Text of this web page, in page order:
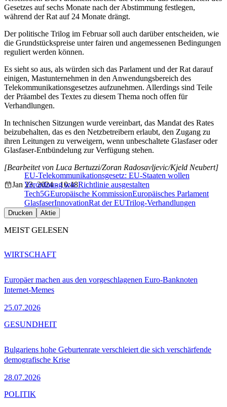
Gesetzes auf sechs Monate nach der Abstimmung festlegen,
während der Rat auf 24 Monate drängt.
Der politische Trilog im Februar soll auch darüber entscheiden, wie
die Grundstückspreise unter fairen und angemessenen Bedingungen
reguliert werden können.
Es sieht so aus, als würden sich das Parlament und der Rat darauf
einigen, Mastunternehmen in den Anwendungsbereich des
Telekommunikationsgesetzes aufzunehmen. Allerdings sind Teile
der Präambel des Textes zu diesem Thema noch offen für
Verhandlungen.
In technischen Sitzungen wurde vereinbart, das Mandat des Rates
beizubehalten, das es den Netzbetreibern erlaubt, den Zugang zu
ihren Leitungen zu verweigern, wenn unbeschaltete Glasfaser oder
Glasfaser-Entbündelung zur Verfügung stehen.
EU-Telekommunikationsgesetz: EU-Staaten wollen
Verordnung wie Richtlinie ausgestalten
[Bearbeitet von Luca Bertuzzi/Zoran Radosavljevic/Kjeld Neubert]
Jan 23, 2024 - 10:48
Tech5GEuropäische KommissionEuropäisches Parlament
GlasfaserInnovationRat der EUTrilog-Verhandlungen
Drucken Aktie
MEIST GELESEN
Europäer machen aus den vorgeschlagenen Euro-Banknoten
Internet-Memes
25.07.2026
WIRTSCHAFT
Bulgariens hohe Geburtenrate verschleiert die sich verschärfende
demografische Krise
28.07.2026
GESUNDHEIT
POLITIK